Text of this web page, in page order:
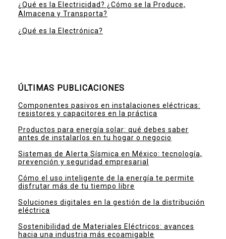
¿Qué es la Electricidad? ¿Cómo se la Produce,
Almacena y Transporta?
¿Qué es la Electrónica?
ÚLTIMAS PUBLICACIONES
Componentes pasivos en instalaciones eléctricas:
resistores y capacitores en la práctica
Productos para energía solar: qué debes saber
antes de instalarlos en tu hogar o negocio
Sistemas de Alerta Sísmica en México: tecnología,
prevención y seguridad empresarial
Cómo el uso inteligente de la energía te permite
disfrutar más de tu tiempo libre
Soluciones digitales en la gestión de la distribución
eléctrica
Sostenibilidad de Materiales Eléctricos: avances
hacia una industria más ecoamigable